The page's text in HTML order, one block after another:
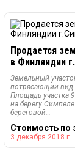
Продается
в Финляндии
Земельный
потрясающий вид
Площадь участка
на берегу
береговой…
Стоимость по
3 декабря 2018 г.